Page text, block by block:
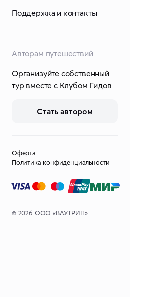
Поддержка и контакты
Авторам путешествий
Организуйте собственный
тур вместе с Клубом Гидов
Стать автором
Оферта
Политика конфиденциальности
© 2026 ООО «ВАУТРИП»